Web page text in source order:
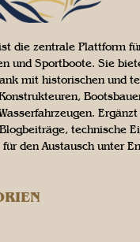
die zentrale Plattform
und Sportboote. Sie
mit historischen und
technische
den Austausch unter